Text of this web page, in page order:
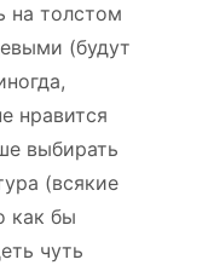
на толстом
(будут
нравится
выбирать
(всякие
как бы
чуть